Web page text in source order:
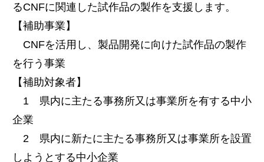
るCNFに関連した試作品の製作を支援します。
【補助事業】
CNFを活用し、製品開発に向けた試作品の製作
を行う事業
【補助対象者】
1 県内に主たる事務所又は事業所を有する中小
企業
2 県内に新たに主たる事務所又は事業所を設置
しようとする中小企業